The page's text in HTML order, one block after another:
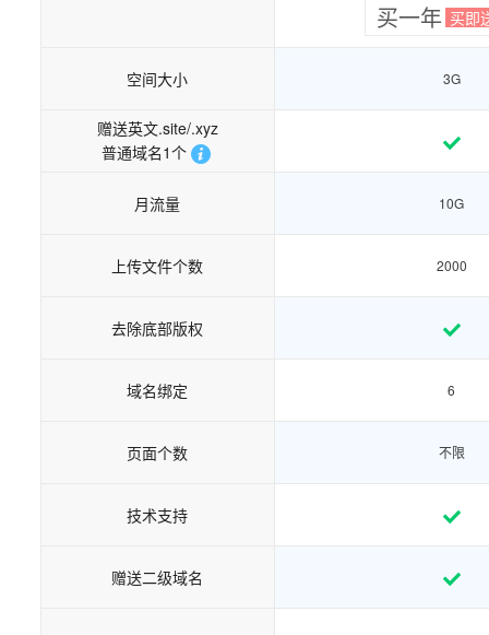
买一年 买即
空间大小 3G
赠送英文.site/.xyz
普通域名1个
月流量 10G
上传文件个数 2000
去除底部版权
域名绑定 6
页面个数 不限
技术支持
赠送二级域名